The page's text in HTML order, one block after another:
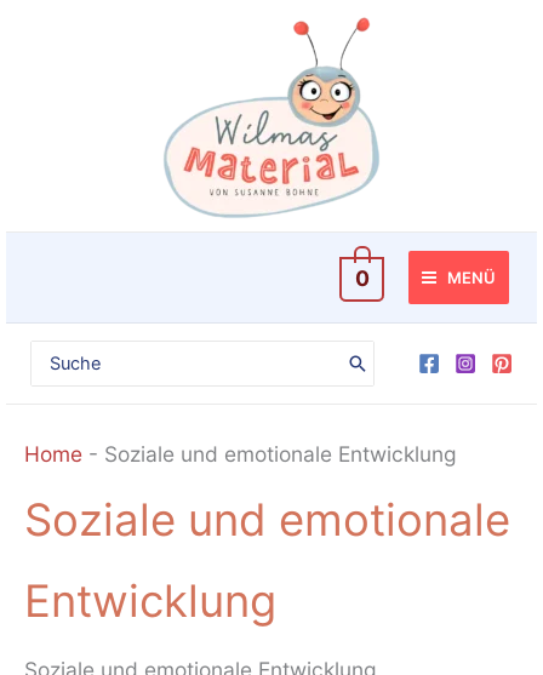
0 MENÜ
Search
for:
Home - Soziale und emotionale Entwicklung
Soziale und emotionale
Entwicklung
Soziale und emotionale Entwicklung